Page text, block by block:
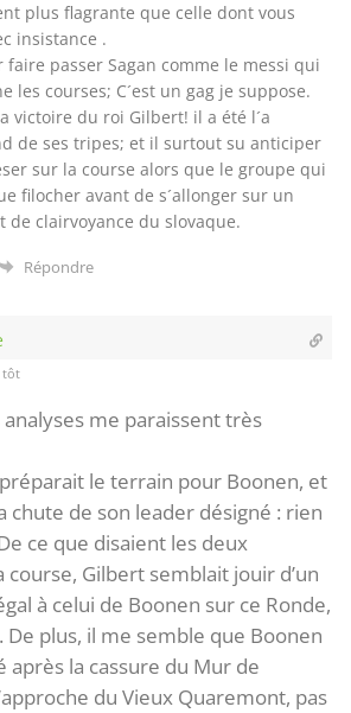
plus flagrante que celle dont vous
insistance .
faire passer Sagan comme le messi qui
les courses; C´est un gag je suppose.
victoire du roi Gilbert! il a été l´a
de ses tripes; et il surtout su anticiper
sur la course alors que le groupe qui
filocher avant de s´allonger sur un
de clairvoyance du slovaque.
Répondre
tôt
me paraissent très
le terrain pour Boonen, et
chute de son leader désigné : rien
ce que disaient les deux
course, Gilbert semblait jouir d’un
à celui de Boonen sur ce Ronde,
De plus, il me semble que Boonen
après la cassure du Mur de
du Vieux Quaremont, pas